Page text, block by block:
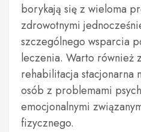
borykają się z wieloma
zdrowotnymi
szczególnego wsparcia
leczenia. Warto również
rehabilitacja stacjonarna
osób z problemami
emocjonalnymi
fizycznego.